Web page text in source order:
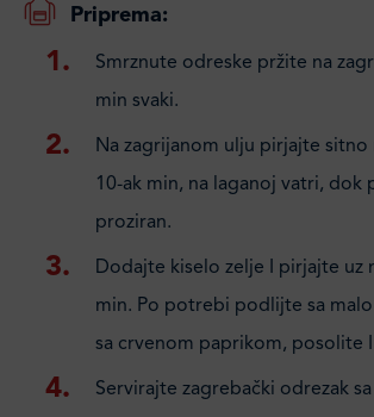
Priprema:
Smrznute odreske pržite na
min svaki.
Na zagrijanom ulju pirjajte sitno
10-ak min, na laganoj vatri, dok
proziran.
Dodajte kiselo zelje I pirjajte uz
min. Po potrebi podlijte sa
sa crvenom paprikom, posolite
Servirajte zagrebački odrezak